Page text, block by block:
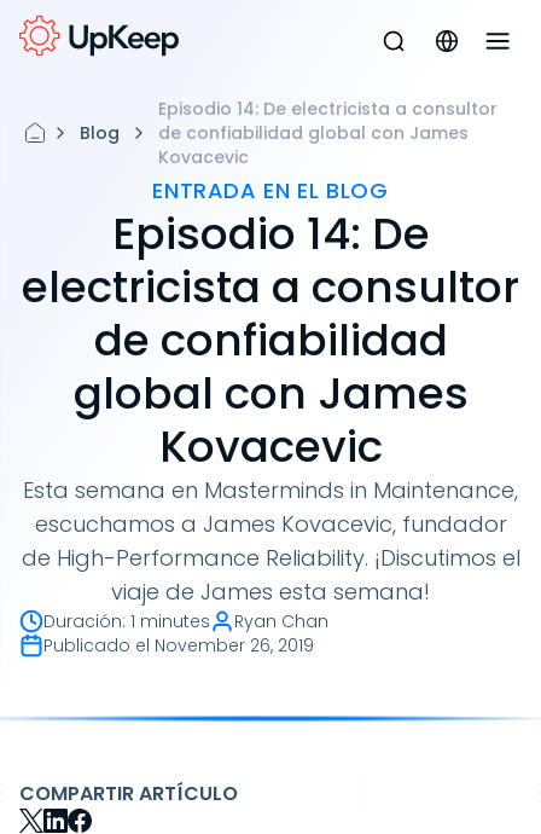
Blog
Episodio 14: De electricista a consultor
de confiabilidad global con James
Kovacevic
ENTRADA EN EL BLOG
Episodio 14: De
electricista a consultor
de confiabilidad
global con James
Kovacevic
Esta semana en Masterminds in Maintenance,
escuchamos a James Kovacevic, fundador
de High-Performance Reliability. ¡Discutimos el
viaje de James esta semana!
Duración: 1 minutes
Ryan Chan
Publicado el November 26, 2019
COMPARTIR ARTÍCULO